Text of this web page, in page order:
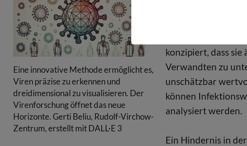
Eine innovative Methode ermöglicht es,
Viren präzise zu erkennen und
dreidimensional zu visualisieren. Der
Virenforschung öffnet das neue
Horizonte. Gerti Beliu, Rudolf-Virchow-
Zentrum, erstellt mit DALL·E 3
Forschenden und
konzipiert, dass
Verwandten zu
unschätzbar
können
analysiert werden.
Ein Hindernis in